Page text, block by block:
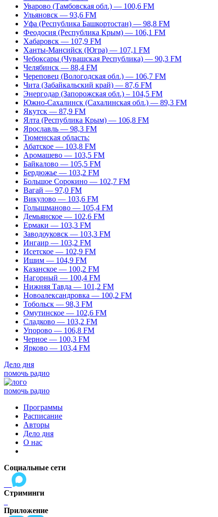
Уварово (Тамбовская обл.) — 100,6 FM
Ульяновск — 93,6 FM
Уфа (Республика Башкортостан) — 98,8 FM
Феодосия (Республика Крым) — 106,1 FM
Хабаровск — 107,9 FM
Ханты-Мансийск (Югра) — 107,1 FM
Чебоксары (Чувашская Республика) — 90,3 FM
Челябинск — 88,4 FM
Череповец (Вологодская обл.) — 106,7 FM
Чита (Забайкальский край) — 87,6 FM
Энергодар (Запорожская обл.) – 104,5 FM
Южно-Сахалинск (Сахалинская обл.) — 89,3 FM
Якутск — 87,9 FM
Ялта (Республика Крым) — 106,8 FM
Ярославль — 98,3 FM
Тюменская область:
Абатское — 103,8 FM
Аромашево — 103,5 FM
Байкалово — 105,5 FM
Бердюжье — 103,2 FM
Большое Сорокино — 102,7 FM
Вагай — 97,0 FM
Викулово — 103,6 FM
Голышманово — 105,4 FM
Демьянское — 102,6 FM
Ермаки — 103,3 FM
Заводоуковск — 103,3 FM
Ингаир — 103,2 FM
Исетское — 102,9 FM
Ишим — 104,9 FM
Казанское — 100,2 FM
Нагорный — 100,4 FM
Нижняя Тавда — 101,2 FM
Новоалександровка — 100,2 FM
Тобольск — 98,3 FM
Омутинское — 102,6 FM
Сладково — 103,2 FM
Упорово — 106,8 FM
Черное — 100,3 FM
Ярково — 103,4 FM
Дело дня
помочь радио
помочь радио
Программы
Расписание
Авторы
Дело дня
О нас
Социальные сети
Стриминги
Приложение